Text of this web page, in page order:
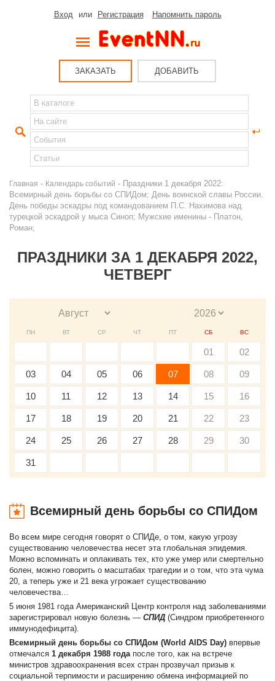
Вход или Регистрация Напомнить пароль
ЗАКАЗАТЬ ДОБАВИТЬ
Главная - Календарь событий - Праздники 1 декабря 2022:
Всемирный день борьбы со СПИДом; День воинской славы России.
День победы эскадры под командованием П.С. Нахимова над
турецкой эскадрой у мыса Синоп; Мужские именины - Платон,
Роман;
ПРАЗДНИКИ ЗА 1 ДЕКАБРЯ 2022,
ЧЕТВЕРГ
ПН ВТ СР ЧТ ПТ СБ ВС
01 02
03 04 05 06 07 08 09
10 11 12 13 14 15 16
17 18 19 20 21 22 23
24 25 26 27 28 29 30
31
Всемирный день борьбы со СПИДом
Во всем мире сегодня говорят о СПИДе, о том, какую угрозу
существованию человечества несет эта глобальная эпидемия.
Можно вспоминать и оплакивать тех, кто уже умер или смертельно
болен, можно говорить о масштабах трагедии и о том, что эта чума
20, а теперь уже и 21 века угрожает существованию
человечества…
5 июня 1981 года Американский Центр контроля над заболеваниями
зарегистрировал новую болезнь — СПИД (Синдром приобретенного
иммунодефицита).
Всемирный день борьбы со СПИДом (World AIDS Day) впервые
отмечался 1 декабря 1988 годапосле того, как на встрече
министров здравоохранения всех стран прозвучал призыв к
социальной терпимости и расширению обмена информацией по